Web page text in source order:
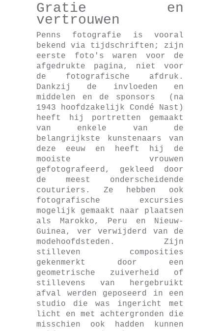
Gratie en
vertrouwen
Penns fotografie is vooral
bekend via tijdschriften; zijn
eerste foto's waren voor de
afgedrukte pagina, niet voor
de fotografische afdruk.
Dankzij de invloeden en
middelen en de sponsors (na
1943 hoofdzakelijk Condé Nast)
heeft hij portretten gemaakt
van enkele van de
belangrijkste kunstenaars van
deze eeuw en heeft hij de
mooiste vrouwen
gefotografeerd, gekleed door
de meest onderscheidende
couturiers. Ze hebben ook
fotografische excursies
mogelijk gemaakt naar plaatsen
als Marokko, Peru en Nieuw-
Guinea, ver verwijderd van de
modehoofdsteden. Zijn
stilleven composities
gekenmerkt door een
geometrische zuiverheid of
stillevens van hergebruikt
afval werden geposeerd in een
studio die was ingericht met
licht en met achtergronden die
misschien ook hadden kunnen